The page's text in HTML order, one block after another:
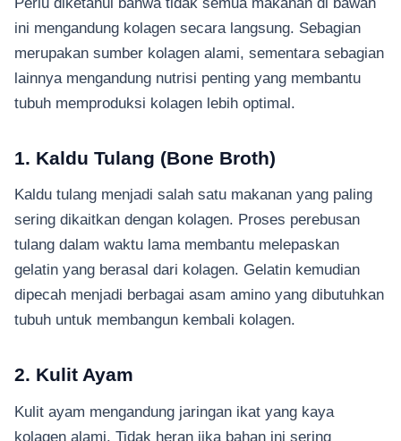
ini mengandung kolagen secara langsung. Sebagian
merupakan sumber kolagen alami, sementara sebagian
lainnya mengandung nutrisi penting yang membantu
tubuh memproduksi kolagen lebih optimal.
1. Kaldu Tulang (Bone Broth)
Kaldu tulang menjadi salah satu makanan yang paling
sering dikaitkan dengan kolagen. Proses perebusan
tulang dalam waktu lama membantu melepaskan
gelatin yang berasal dari kolagen. Gelatin kemudian
dipecah menjadi berbagai asam amino yang dibutuhkan
tubuh untuk membangun kembali kolagen.
2. Kulit Ayam
Kulit ayam mengandung jaringan ikat yang kaya
kolagen alami. Tidak heran jika bahan ini sering